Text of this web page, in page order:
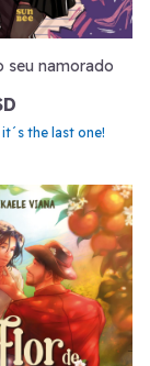
seu namorado
the last one!